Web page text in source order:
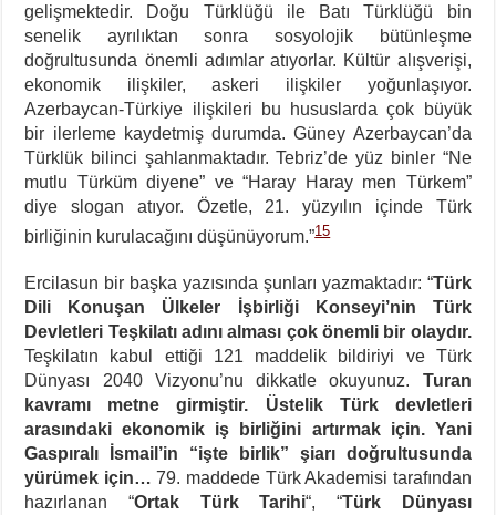
gelişmektedir. Doğu Türklüğü ile Batı Türklüğü bin
senelik ayrılıktan sonra sosyolojik bütünleşme
doğrultusunda önemli adımlar atıyorlar. Kültür alışverişi,
ekonomik ilişkiler, askeri ilişkiler yoğunlaşıyor.
Azerbaycan-Türkiye ilişkileri bu hususlarda çok büyük
bir ilerleme kaydetmiş durumda. Güney Azerbaycan’da
Türklük bilinci şahlanmaktadır. Tebriz’de yüz binler “Ne
mutlu Türküm diyene” ve “Haray Haray men Türkem”
diye slogan atıyor. Özetle, 21. yüzyılın içinde Türk
birliğinin kurulacağını düşünüyorum.”15
Ercilasun bir başka yazısında şunları yazmaktadır: “Türk
Dili Konuşan Ülkeler İşbirliği Konseyi’nin Türk
Devletleri Teşkilatı adını alması çok önemli bir olaydır.
Teşkilatın kabul ettiği 121 maddelik bildiriyi ve Türk
Dünyası 2040 Vizyonu’nu dikkatle okuyunuz. Turan
kavramı metne girmiştir. Üstelik Türk devletleri
arasındaki ekonomik iş birliğini artırmak için. Yani
Gaspıralı İsmail’in “işte birlik” şiarı doğrultusunda
yürümek için…79. maddede Türk Akademisi tarafından
hazırlanan “Ortak Türk Tarihi“, “Türk Dünyası